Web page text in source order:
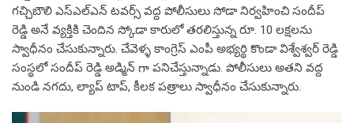
గచ్చిబౌలి ఎస్ఎల్ఎన్ టవర్స్ వద్ద పోలీసులు సోడా నిర్వహించి సందీప్
రెడ్డి అనే వ్యక్తికి చెందిన స్కోడా కారులో తరలిస్తున్న రూ. 10 లక్షలను
స్వాధీనం చేసుకున్నారు. చేవెళ్ళ కాంగ్రెస్ ఎంపీ అభ్యర్థి కొండా విశ్వేశ్వర్ రెడ్డి
సంస్థలో సందీప్ రెడ్డి అడ్మిన్ గా పనిచేస్తున్నాడు. పోలీసులు అతని వద్ద
నుండి నగదు, ల్యాప్ టాప్, కీలక పత్రాలు స్వాధీనం చేసుకున్నారు.